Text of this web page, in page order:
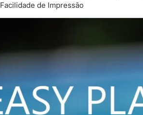
Facilidade de Impressão